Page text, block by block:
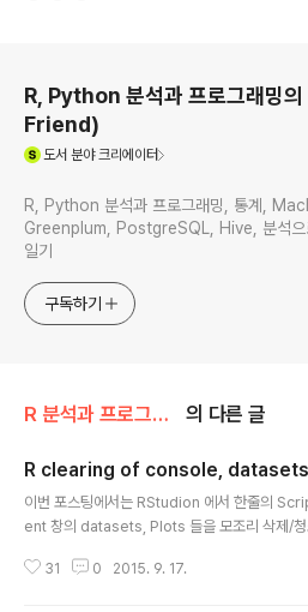
R, Python 분석과 프로그래밍
Friend)
도서 분야 크리에이터
R, Python 분석과 프로그래밍, 통계,
Greenplum, PostgreSQL, Hive, 분석으
일기
구독하기
R 분석과 프로그래밍/R 데이터 전처리 의 다른 글
R clearing of console,
이번 포스팅에서는 RStudion 에서 한줄의
ent 창의 datasets, Plots 들을 모조리 삭제/청
나열하는 노가다를 해야만 합니다. ^,^;
31 0 2015. 9. 17.